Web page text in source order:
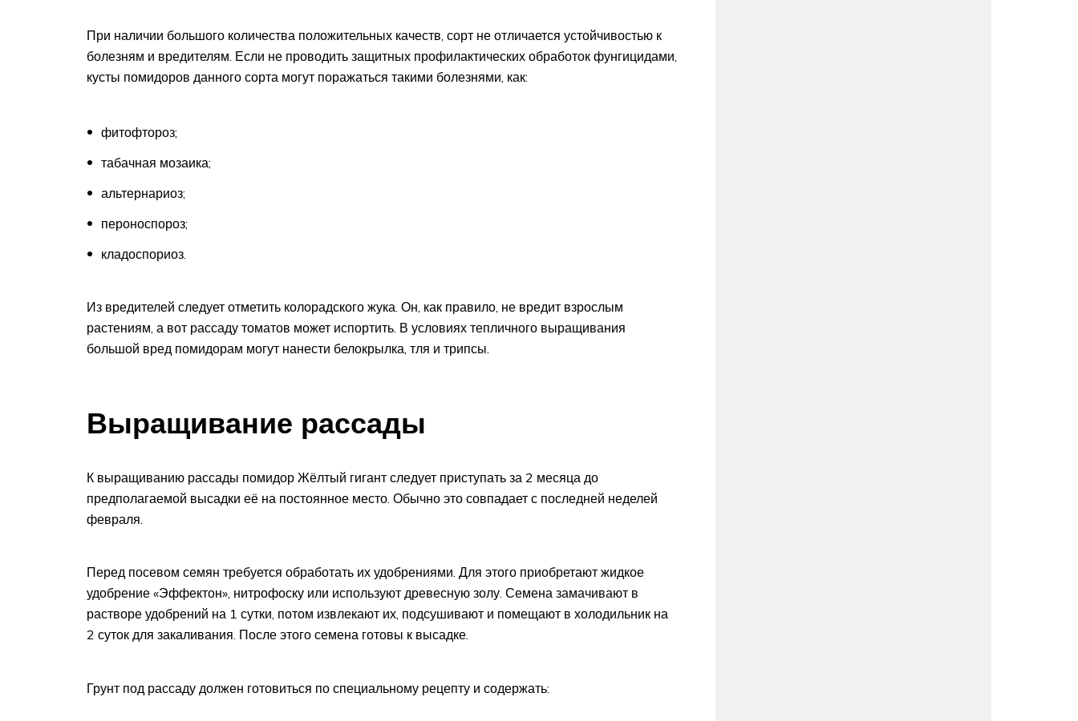
При наличии большого количества положительных качеств, сорт не отличается устойчивостью к
болезням и вредителям. Если не проводить защитных профилактических обработок фунгицидами,
кусты помидоров данного сорта могут поражаться такими болезнями, как:
фитофтороз;
табачная мозаика;
альтернариоз;
пероноспороз;
кладоспориоз.
Из вредителей следует отметить колорадского жука. Он, как правило, не вредит взрослым
растениям, а вот рассаду томатов может испортить. В условиях тепличного выращивания
большой вред помидорам могут нанести белокрылка, тля и трипсы.
Выращивание рассады
К выращиванию рассады помидор Жёлтый гигант следует приступать за 2 месяца до
предполагаемой высадки её на постоянное место. Обычно это совпадает с последней неделей
февраля.
Перед посевом семян требуется обработать их удобрениями. Для этого приобретают жидкое
удобрение «Эффектон», нитрофоску или используют древесную золу. Семена замачивают в
растворе удобрений на 1 сутки, потом извлекают их, подсушивают и помещают в холодильник на
2 суток для закаливания. После этого семена готовы к высадке.
Грунт под рассаду должен готовиться по специальному рецепту и содержать: